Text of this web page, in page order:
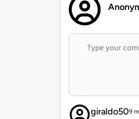
giraldo509